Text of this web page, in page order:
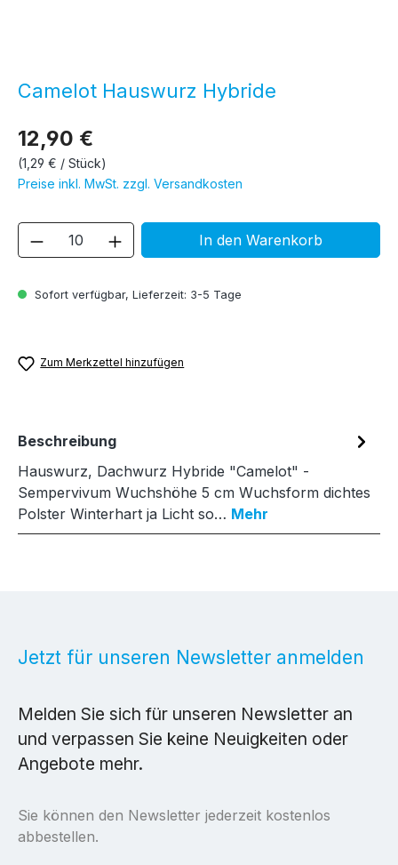
Camelot Hauswurz Hybride
12,90 €
(1,29 € / Stück)
Preise inkl. MwSt. zzgl. Versandkosten
Sofort verfügbar, Lieferzeit: 3-5 Tage
Produkt Anzahl: Gib denIn den Warenkorb
Zum Merkzettel hinzufügen
Beschreibung
Hauswurz, Dachwurz Hybride "Camelot" -
Sempervivum Wuchshöhe 5 cm Wuchsform dichtes
Polster Winterhart ja Licht so… Mehr
Jetzt für unseren Newsletter anmelden
Melden Sie sich für unseren Newsletter an
und verpassen Sie keine Neuigkeiten oder
Angebote mehr.
Sie können den Newsletter jederzeit kostenlos
abbestellen.